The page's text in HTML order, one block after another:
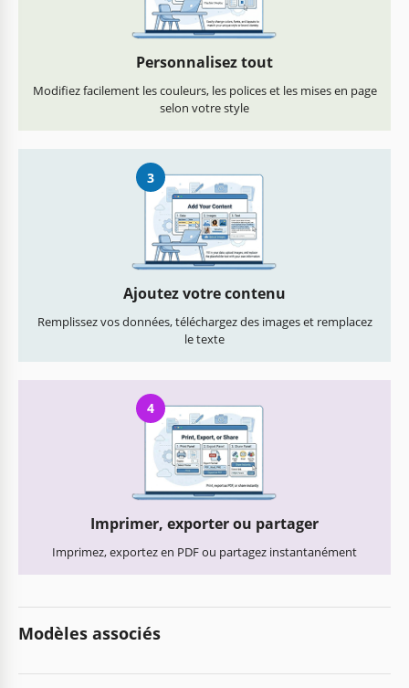
Personnalisez tout
Modifiez facilement les couleurs, les polices et les mises en page
selon votre style
3
Ajoutez votre contenu
Remplissez vos données, téléchargez des images et remplacez
le texte
4
Imprimer, exporter ou partager
Imprimez, exportez en PDF ou partagez instantanément
Modèles associés